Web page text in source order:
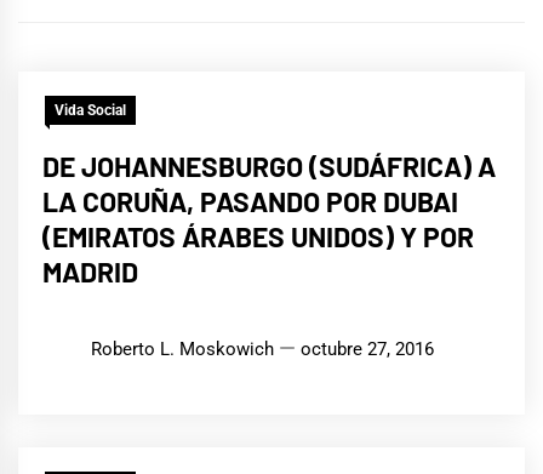
Vida Social
DE JOHANNESBURGO (SUDÁFRICA) A
LA CORUÑA, PASANDO POR DUBAI
(EMIRATOS ÁRABES UNIDOS) Y POR
MADRID
Roberto L. Moskowich octubre 27, 2016